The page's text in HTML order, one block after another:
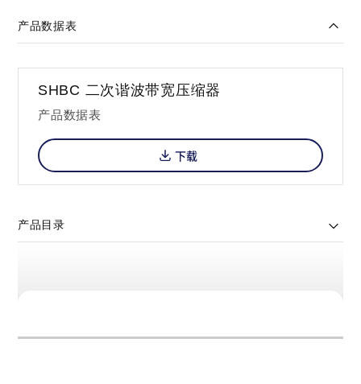
产品数据表
SHBC 二次谐波带宽压缩器
产品数据表
下载
产品目录